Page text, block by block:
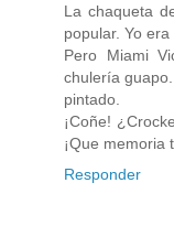
La chaqueta
popular. Yo
Pero Miami
chulería
pintado.
¡Coñe!
¡Que memoria
Responder